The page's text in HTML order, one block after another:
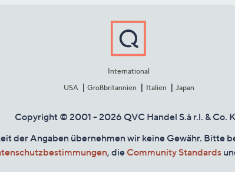
International
USA
Großbritannien Italien Japan
Copyright © 2001 - 2026 QVC Handel S.à r.l. & Co.
der Angaben übernehmen wir keine Gewähr. Bitte
, die Community Standards